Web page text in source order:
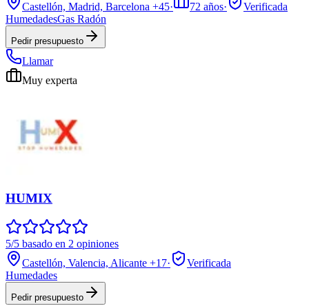
Castellón, Madrid, Barcelona +45· 72 años·
Verificada
HumedadesGas Radón
Pedir presupuesto
Llamar
Muy experta
HUMIX
5/5 basado en 2 opiniones
Castellón, Valencia, Alicante +17·
Verificada
Humedades
Pedir presupuesto